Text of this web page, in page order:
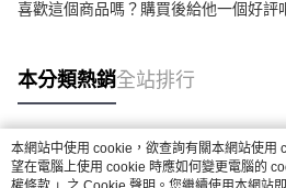
喜歡這個商品嗎？購買後給他一個好評
本分類熱銷全站排行
熱門標籤
本網站中使用 cookie，欲查詢有關本網站使用
望在電腦上使用 cookie 時應如何變更電腦的